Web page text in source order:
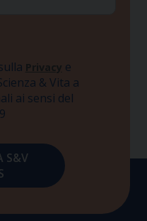
Privacy e
& Vita a
ai sensi del